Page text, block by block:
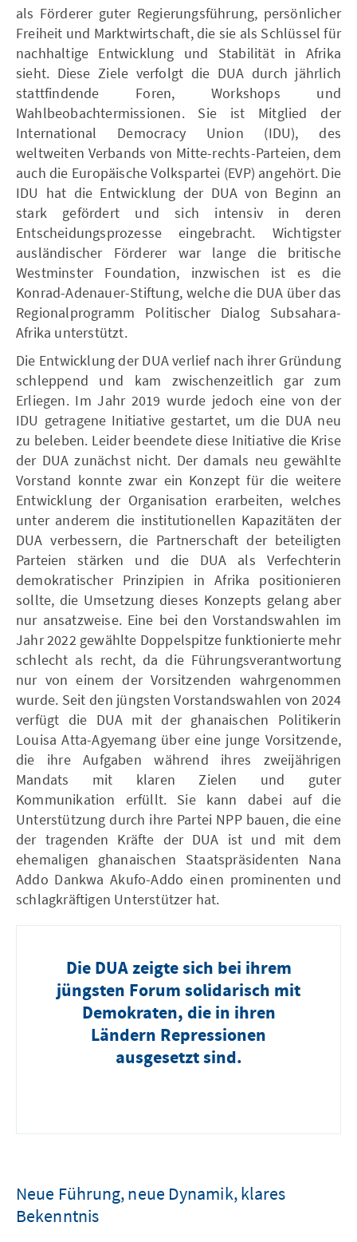
als Förderer guter Regierungsführung, persönlicher
Freiheit und Marktwirtschaft, die sie als Schlüssel für
nachhaltige Entwicklung und Stabilität in Afrika
sieht. Diese Ziele verfolgt die DUA durch jährlich
stattfindende Foren, Workshops und
Wahlbeobachtermissionen. Sie ist Mitglied der
International Democracy Union (IDU), des
weltweiten Verbands von Mitte-rechts-Parteien, dem
auch die Europäische Volkspartei (EVP) angehört. Die
IDU hat die Entwicklung der DUA von Beginn an
stark gefördert und sich intensiv in deren
Entscheidungsprozesse eingebracht. Wichtigster
ausländischer Förderer war lange die britische
Westminster Foundation, inzwischen ist es die
Konrad-Adenauer-Stiftung, welche die DUA über das
Regionalprogramm Politischer Dialog Subsahara-
Afrika unterstützt.
Die Entwicklung der DUA verlief nach ihrer Gründung
schleppend und kam zwischenzeitlich gar zum
Erliegen. Im Jahr 2019 wurde jedoch eine von der
IDU getragene Initiative gestartet, um die DUA neu
zu beleben. Leider beendete diese Initiative die Krise
der DUA zunächst nicht. Der damals neu gewählte
Vorstand konnte zwar ein Konzept für die weitere
Entwicklung der Organisation erarbeiten, welches
unter anderem die institutionellen Kapazitäten der
DUA verbessern, die Partnerschaft der beteiligten
Parteien stärken und die DUA als Verfechterin
demokratischer Prinzipien in Afrika positionieren
sollte, die Umsetzung dieses Konzepts gelang aber
nur ansatzweise. Eine bei den Vorstandswahlen im
Jahr 2022 gewählte Doppelspitze funktionierte mehr
schlecht als recht, da die Führungsverantwortung
nur von einem der Vorsitzenden wahrgenommen
wurde. Seit den jüngsten Vorstandswahlen von 2024
verfügt die DUA mit der ghanaischen Politikerin
Louisa Atta-Agyemang über eine junge Vorsitzende,
die ihre Aufgaben während ihres zweijährigen
Mandats mit klaren Zielen und guter
Kommunikation erfüllt. Sie kann dabei auf die
Unterstützung durch ihre Partei NPP bauen, die eine
der tragenden Kräfte der DUA ist und mit dem
ehemaligen ghanaischen Staatspräsidenten Nana
Addo Dankwa Akufo-Addo einen prominenten und
schlagkräftigen Unterstützer hat.
Die DUA zeigte sich bei ihrem
jüngsten Forum solidarisch mit
Demokraten, die in ihren
Ländern Repressionen
ausgesetzt sind.
Neue Führung, neue Dynamik, klares
Bekenntnis